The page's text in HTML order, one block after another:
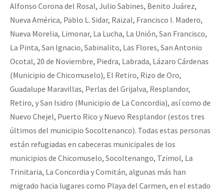
Alfonso Corona del Rosal, Julio Sabines, Benito Juárez,
Nueva América, Pablo L. Sidar, Raizal, Francisco I. Madero,
Nueva Morelia, Limonar, La Lucha, La Unión, San Francisco,
La Pinta, San Ignacio, Sabinalito, Las Flores, San Antonio
Ocotal, 20 de Noviembre, Piedra, Labrada, Lázaro Cárdenas
(Municipio de Chicomuselo), El Retiro, Rizo de Oro,
Guadalupe Maravillas, Perlas del Grijalva, Resplandor,
Retiro, y San Isidro (Municipio de La Concordia), así como de
Nuevo Chejel, Puerto Rico y Nuevo Resplandor (estos tres
últimos del municipio Socoltenanco). Todas estas personas
están refugiadas en cabeceras municipales de los
municipios de Chicomuselo, Socoltenango, Tzimol, La
Trinitaria, La Concordia y Comitán, algunas más han
migrado hacia lugares como Playa del Carmen, en el estado